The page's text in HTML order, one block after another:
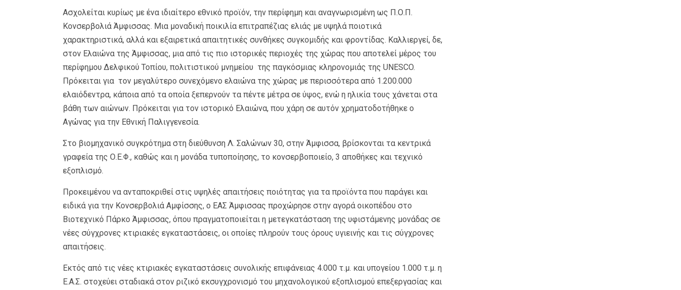
Ασχολείται κυρίως με ένα ιδιαίτερο εθνικό προϊόν, την περίφημη και αναγνωρισμένη ως Π.Ο.Π.
Κονσερβολιά Άμφισσας. Μια μοναδική ποικιλία επιτραπέζιας ελιάς με υψηλά ποιοτικά
χαρακτηριστικά, αλλά και εξαιρετικά απαιτητικές συνθήκες συγκομιδής και φροντίδας. Καλλιεργεί, δε,
στον Ελαιώνα της Άμφισσας, μια από τις πιο ιστορικές περιοχές της χώρας που αποτελεί μέρος του
περίφημου Δελφικού Τοπίου, πολιτιστικού μνημείου της παγκόσμιας κληρονομιάς της UNESCO.
Πρόκειται για τον μεγαλύτερο συνεχόμενο ελαιώνα της χώρας με περισσότερα από 1.200.000
ελαιόδεντρα, κάποια από τα οποία ξεπερνούν τα πέντε μέτρα σε ύψος, ενώ η ηλικία τους χάνεται στα
βάθη των αιώνων. Πρόκειται για τον ιστορικό Ελαιώνα, που χάρη σε αυτόν χρηματοδοτήθηκε ο
Αγώνας για την Εθνική Παλιγγενεσία.
Στο βιομηχανικό συγκρότημα στη διεύθυνση Λ. Σαλώνων 30, στην Άμφισσα, βρίσκονται τα κεντρικά
γραφεία της Ο.Ε.Φ., καθώς και η μονάδα τυποποίησης, το κονσερβοποιείο, 3 αποθήκες και τεχνικό
εξοπλισμό.
Προκειμένου να ανταποκριθεί στις υψηλές απαιτήσεις ποιότητας για τα προϊόντα που παράγει και
ειδικά για την Κονσερβολιά Αμφίσσης, ο ΕΑΣ Άμφισσας προχώρησε στην αγορά οικοπέδου στο
Βιοτεχνικό Πάρκο Άμφισσας, όπου πραγματοποιείται η μετεγκατάσταση της υφιστάμενης μονάδας σε
νέες σύγχρονες κτιριακές εγκαταστάσεις, οι οποίες πληρούν τους όρους υγιεινής και τις σύγχρονες
απαιτήσεις.
Εκτός από τις νέες κτιριακές εγκαταστάσεις συνολικής επιφάνειας 4.000 τ.μ. και υπογείου 1.000 τ.μ. η
Ε.Α.Σ. στοχεύει σταδιακά στον ριζικό εκσυγχρονισμό του μηχανολογικού εξοπλισμού επεξεργασίας και